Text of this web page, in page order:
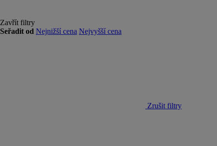
Zavřít filtry
Seřadit od Nejnižší cena Nejvyšší cena
Zrušit filtry